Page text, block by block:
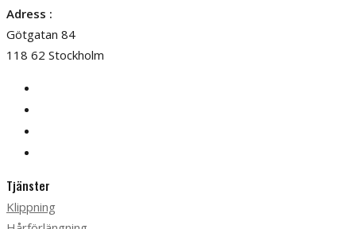
Adress :
Götgatan 84
118 62 Stockholm
Tjänster
Klippning